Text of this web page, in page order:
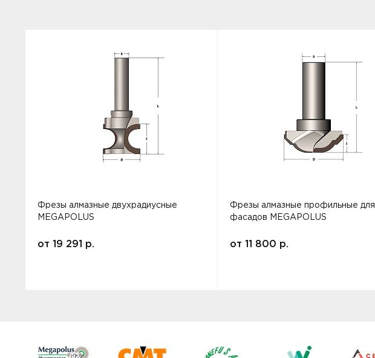
Фрезы алмазные двухрадиусные
MEGAPOLUS
от 19 291 р.
Фрезы алмазные профильные для
фасадов MEGAPOLUS
от 11 800 р.